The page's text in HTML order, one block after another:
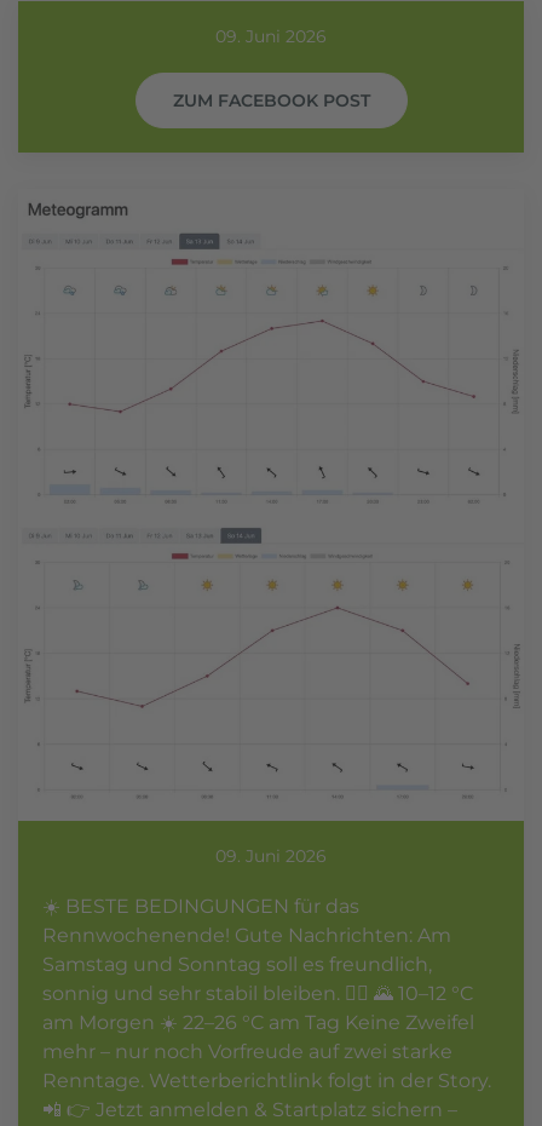
09. Juni 2026
ZUM FACEBOOK POST
09. Juni 2026
☀️ BESTE BEDINGUNGEN für das
Rennwochenende! Gute Nachrichten: Am
Samstag und Sonntag soll es freundlich,
sonnig und sehr stabil bleiben. 🚴‍♂️ 🌄 10–12 °C
am Morgen ☀️ 22–26 °C am Tag Keine Zweifel
mehr – nur noch Vorfreude auf zwei starke
Renntage. Wetterberichtlink folgt in der Story.
📲 👉 Jetzt anmelden & Startplatz sichern –